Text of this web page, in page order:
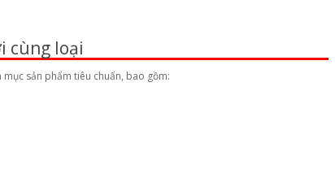
cùng loại
sản phẩm tiêu chuẩn, bao gồm: